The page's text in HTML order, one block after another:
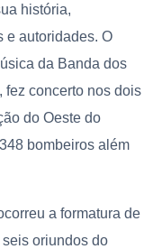
história,
e autoridades. O
da Banda dos
fez concerto nos dois
do Oeste do
bombeiros além
a formatura de
oriundos do